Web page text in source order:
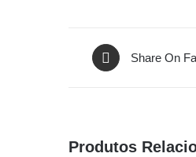
Share On
Produtos